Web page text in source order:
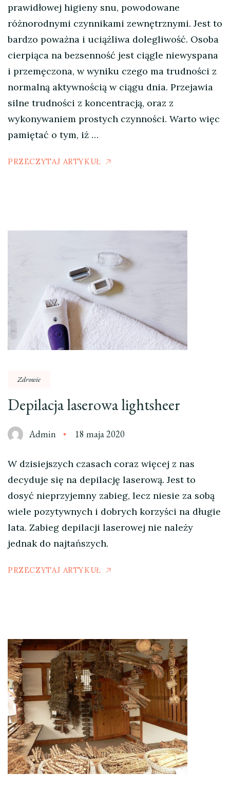
prawidłowej higieny snu, powodowane
różnorodnymi czynnikami zewnętrznymi. Jest to
bardzo poważna i uciążliwa dolegliwość. Osoba
cierpiąca na bezsenność jest ciągle niewyspana
i przemęczona, w wyniku czego ma trudności z
normalną aktywnością w ciągu dnia. Przejawia
silne trudności z koncentracją, oraz z
wykonywaniem prostych czynności. Warto więc
pamiętać o tym, iż …
PRZECZYTAJ ARTYKUŁ
Zdrowie
Depilacja laserowa lightsheer
Admin 18 maja 2020
W dzisiejszych czasach coraz więcej z nas
decyduje się na depilację laserową. Jest to
dosyć nieprzyjemny zabieg, lecz niesie za sobą
wiele pozytywnych i dobrych korzyści na długie
lata. Zabieg depilacji laserowej nie należy
jednak do najtańszych.
PRZECZYTAJ ARTYKUŁ